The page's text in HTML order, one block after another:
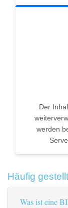
Der
werden
Häufig
Was ist eine